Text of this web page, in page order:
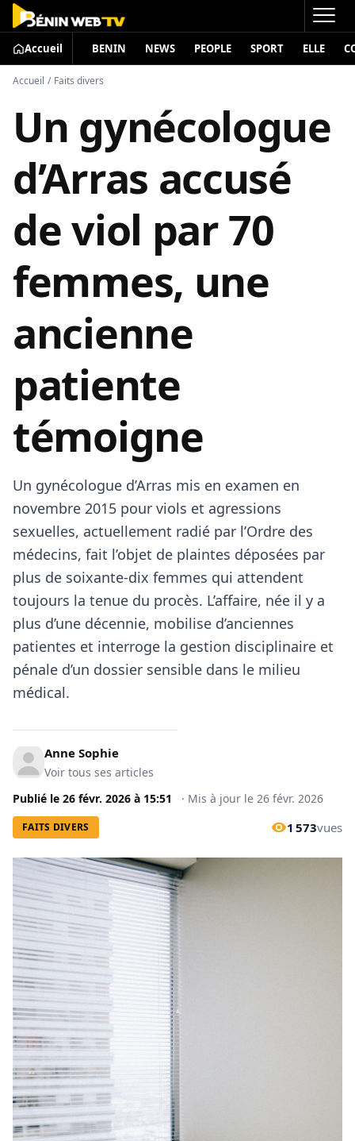
Accueil BENIN NEWS PEOPLE SPORT ELLE
Accueil / Faits divers
Un gynécologue
d’Arras accusé
de viol par 70
femmes, une
ancienne
patiente
témoigne
Un gynécologue d’Arras mis en examen en
novembre 2015 pour viols et agressions
sexuelles, actuellement radié par l’Ordre des
médecins, fait l’objet de plaintes déposées par
plus de soixante-dix femmes qui attendent
toujours la tenue du procès. L’affaire, née il y a
plus d’une décennie, mobilise d’anciennes
patientes et interroge la gestion disciplinaire et
pénale d’un dossier sensible dans le milieu
médical.
Anne Sophie
Voir tous ses articles
Publié le 26 févr. 2026 à 15:51 · Mis à jour le 26 févr. 2026
FAITS DIVERS 1 573vues